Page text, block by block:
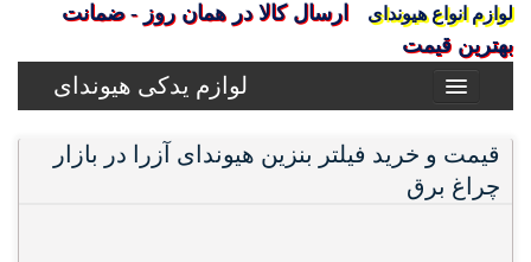
لوازم انواع هیوندای
ارسال کالا در همان روز - ضمانت
بهترین قیمت
لوازم یدکی هیوندای
قیمت و خرید فیلتر بنزین هیوندای آزرا در بازار
چراغ برق